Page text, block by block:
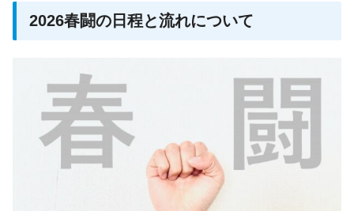
2026春闘の日程と流れについて